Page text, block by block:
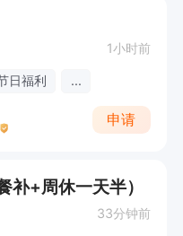
1小时前
日福利 ...
申请
补+周休一天半）
33分钟前